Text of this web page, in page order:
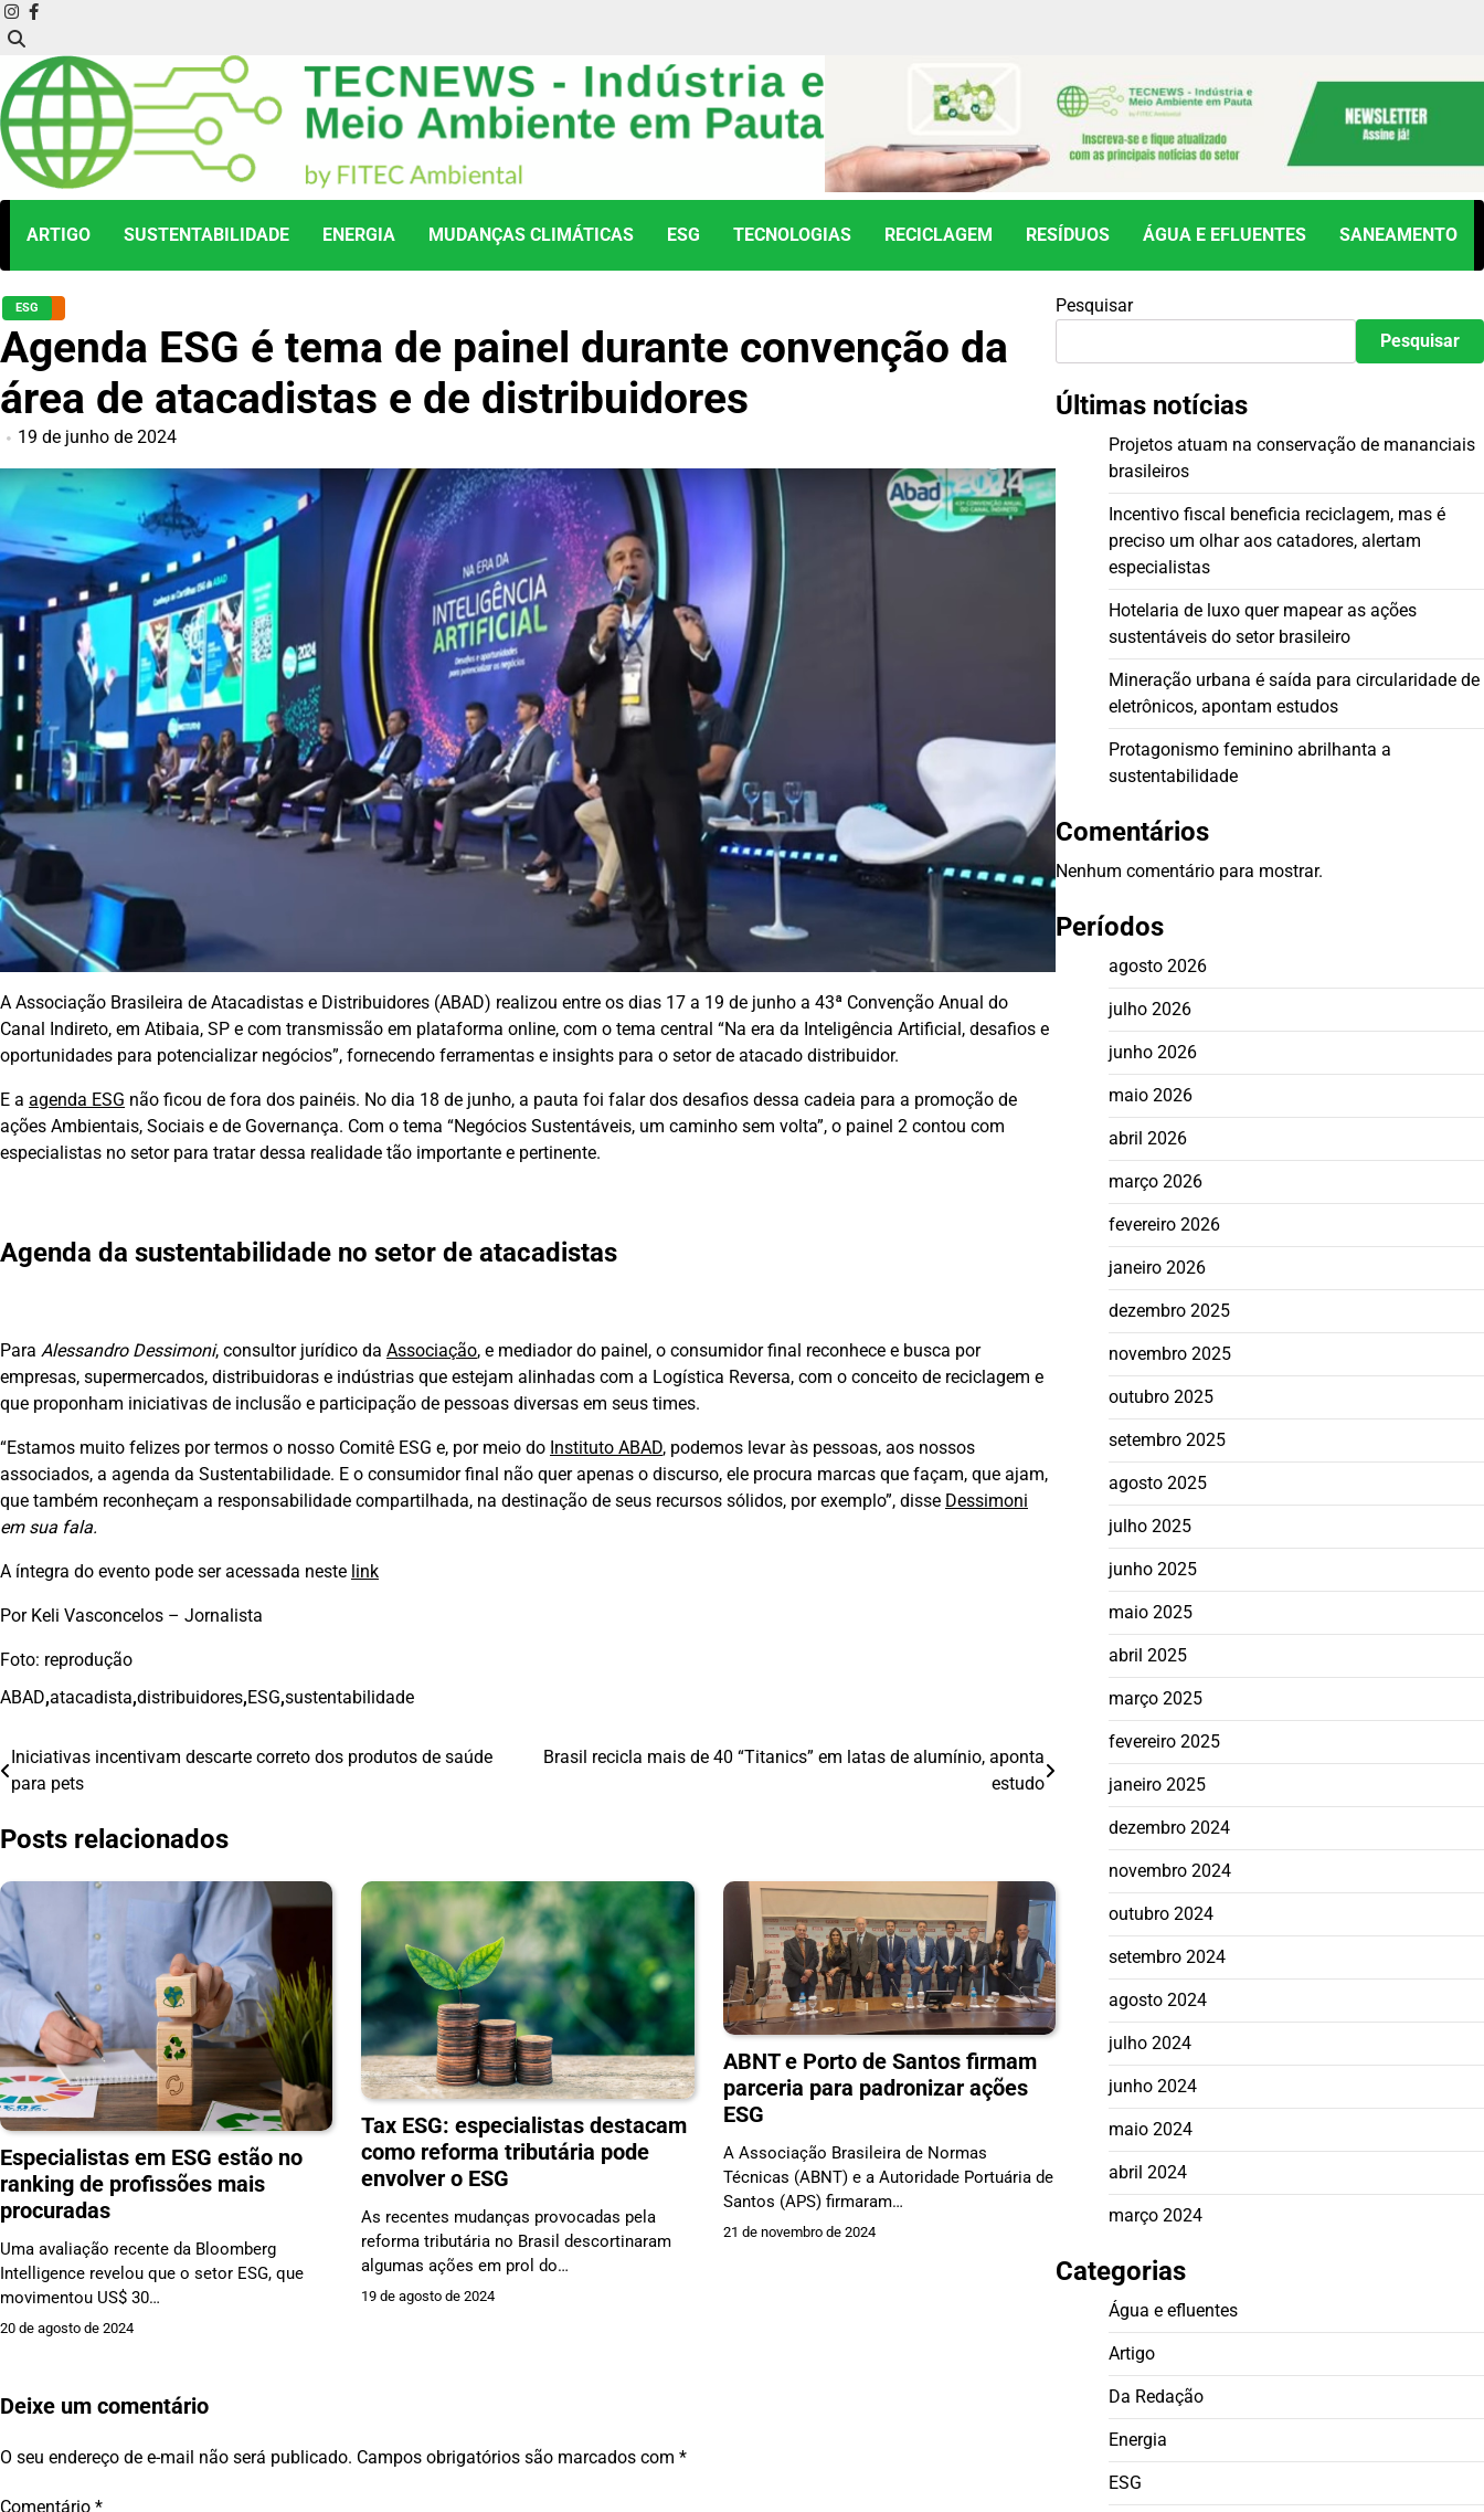
Skip
to
content
instagram
facebook
ARTIGO SUSTENTABILIDADE ENERGIA MUDANÇAS CLIMÁTICAS ESG TECNOLOGIAS RECICLAGEM RESÍDUOS ÁGUA E EFLUENTES SANEAMENTO
ESG
Agenda ESG é tema de painel durante convenção da
área de atacadistas e de distribuidores
19 de junho de 2024
A Associação Brasileira de Atacadistas e Distribuidores (ABAD) realizou entre os dias 17 a 19 de junho a 43ª Convenção Anual do
Canal Indireto, em Atibaia, SP e com transmissão em plataforma online, com o tema central “Na era da Inteligência Artificial, desafios e
oportunidades para potencializar negócios”, fornecendo ferramentas e insights para o setor de atacado distribuidor.
E a agenda ESG não ficou de fora dos painéis. No dia 18 de junho, a pauta foi falar dos desafios dessa cadeia para a promoção de
ações Ambientais, Sociais e de Governança. Com o tema “Negócios Sustentáveis, um caminho sem volta”, o painel 2 contou com
especialistas no setor para tratar dessa realidade tão importante e pertinente.
Agenda da sustentabilidade no setor de atacadistas
Para Alessandro Dessimoni, consultor jurídico da Associação, e mediador do painel, o consumidor final reconhece e busca por
empresas, supermercados, distribuidoras e indústrias que estejam alinhadas com a Logística Reversa, com o conceito de reciclagem e
que proponham iniciativas de inclusão e participação de pessoas diversas em seus times.
“Estamos muito felizes por termos o nosso Comitê ESG e, por meio do Instituto ABAD, podemos levar às pessoas, aos nossos
associados, a agenda da Sustentabilidade. E o consumidor final não quer apenas o discurso, ele procura marcas que façam, que ajam,
que também reconheçam a responsabilidade compartilhada, na destinação de seus recursos sólidos, por exemplo”, disse Dessimoni
em sua fala.
A íntegra do evento pode ser acessada neste link
Por Keli Vasconcelos – Jornalista
Foto: reprodução
ABAD,atacadista,distribuidores,ESG,sustentabilidade
Navegação
de
Post
Iniciativas incentivam descarte correto dos produtos de saúde
para pets
Brasil recicla mais de 40 “Titanics” em latas de alumínio, aponta
estudo
Posts relacionados
Especialistas em ESG estão no
ranking de profissões mais
procuradas
Uma avaliação recente da Bloomberg
Intelligence revelou que o setor ESG, que
movimentou US$ 30…
20 de agosto de 2024
Tax ESG: especialistas destacam
como reforma tributária pode
envolver o ESG
As recentes mudanças provocadas pela
reforma tributária no Brasil descortinaram
algumas ações em prol do…
19 de agosto de 2024
ABNT e Porto de Santos firmam
parceria para padronizar ações
ESG
A Associação Brasileira de Normas
Técnicas (ABNT) e a Autoridade Portuária de
Santos (APS) firmaram…
21 de novembro de 2024
Deixe um comentário
O seu endereço de e-mail não será publicado. Campos obrigatórios são marcados com *
Comentário *
Pesquisar
Pesquisar
Últimas notícias
Projetos atuam na conservação de mananciais
brasileiros
Incentivo fiscal beneficia reciclagem, mas é
preciso um olhar aos catadores, alertam
especialistas
Hotelaria de luxo quer mapear as ações
sustentáveis do setor brasileiro
Mineração urbana é saída para circularidade de
eletrônicos, apontam estudos
Protagonismo feminino abrilhanta a
sustentabilidade
Comentários
Nenhum comentário para mostrar.
Períodos
agosto 2026
julho 2026
junho 2026
maio 2026
abril 2026
março 2026
fevereiro 2026
janeiro 2026
dezembro 2025
novembro 2025
outubro 2025
setembro 2025
agosto 2025
julho 2025
junho 2025
maio 2025
abril 2025
março 2025
fevereiro 2025
janeiro 2025
dezembro 2024
novembro 2024
outubro 2024
setembro 2024
agosto 2024
julho 2024
junho 2024
maio 2024
abril 2024
março 2024
Categorias
Água e efluentes
Artigo
Da Redação
Energia
ESG